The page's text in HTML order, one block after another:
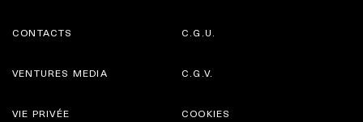
CONTACTS
VENTURES MEDIA
C.G.U.
C.G.V.
VIE PRIVÉE COOKIES